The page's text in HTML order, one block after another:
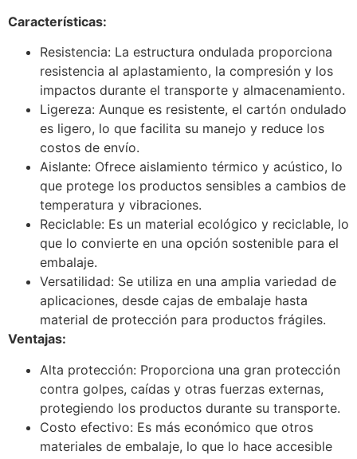
Características:
Resistencia: La estructura ondulada proporciona
resistencia al aplastamiento, la compresión y los
impactos durante el transporte y almacenamiento.
Ligereza: Aunque es resistente, el cartón ondulado
es ligero, lo que facilita su manejo y reduce los
costos de envío.
Aislante: Ofrece aislamiento térmico y acústico, lo
que protege los productos sensibles a cambios de
temperatura y vibraciones.
Reciclable: Es un material ecológico y reciclable, lo
que lo convierte en una opción sostenible para el
embalaje.
Versatilidad: Se utiliza en una amplia variedad de
aplicaciones, desde cajas de embalaje hasta
material de protección para productos frágiles.
Ventajas:
Alta protección: Proporciona una gran protección
contra golpes, caídas y otras fuerzas externas,
protegiendo los productos durante su transporte.
Costo efectivo: Es más económico que otros
materiales de embalaje, lo que lo hace accesible